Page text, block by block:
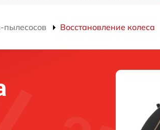
пылесосов Восстановление колеса